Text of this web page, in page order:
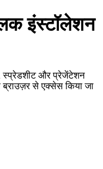
इंस्टॉलेशन
स्प्रेडशीट और प्रेजेंटेशन
से एक्सेस किया जा